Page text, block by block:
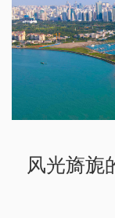
风光旖旎